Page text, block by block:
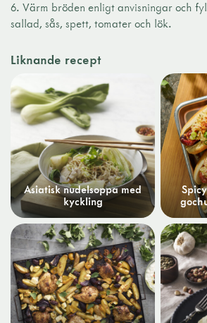
Värm bröden enligt anvisningar och
sallad, sås, spett, tomater och lök.
Liknande recept
Asiatisk nudelsoppa med
kyckling